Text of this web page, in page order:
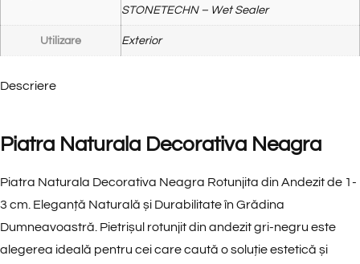
STONETECHN – Wet Sealer
Utilizare Exterior
Descriere
Piatra Naturala Decorativa Neagra
Piatra Naturala Decorativa Neagra Rotunjita din Andezit de 1-
3 cm. Eleganță Naturală și Durabilitate în Grădina
Dumneavoastră. Pietrișul rotunjit din andezit gri-negru este
alegerea ideală pentru cei care caută o soluție estetică și